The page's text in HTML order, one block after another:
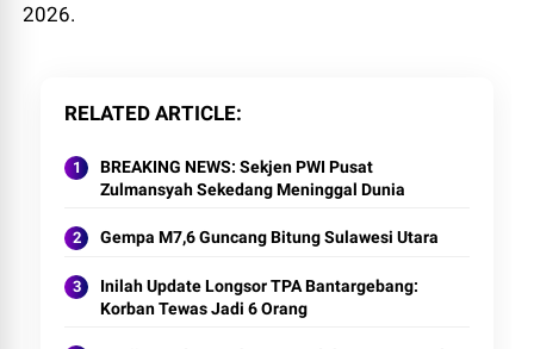
2026.
RELATED ARTICLE
BREAKING NEWS: Sekjen PWI Pusat
Zulmansyah Sekedang Meninggal Dunia
Gempa M7,6 Guncang Bitung Sulawesi Utara
Inilah Update Longsor TPA Bantargebang:
Korban Tewas Jadi 6 Orang